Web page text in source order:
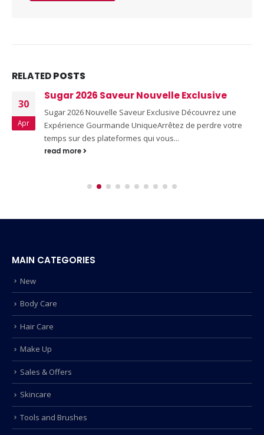
RELATEDPOSTS
30
Apr
Sugar 2026 Saveur Nouvelle Exclusive
Sugar 2026 Nouvelle Saveur Exclusive Découvrez une
Expérience Gourmande UniqueArrêtez de perdre votre
temps sur des plateformes qui vous...
read more
MAIN CATEGORIES
New
Body Care
Hair Care
Make Up
Sales & Offers
Skincare
Tools and Brushes